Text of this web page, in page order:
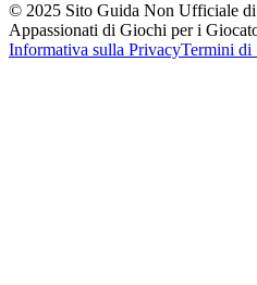
© 2025 Sito Guida Non Ufficiale
Appassionati di Giochi per i
Informativa sulla PrivacyTermini di